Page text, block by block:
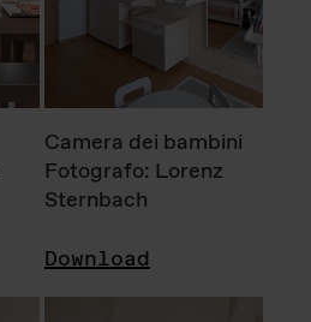
Camera dei bambini
Fotografo: Lorenz
Sternbach
Download